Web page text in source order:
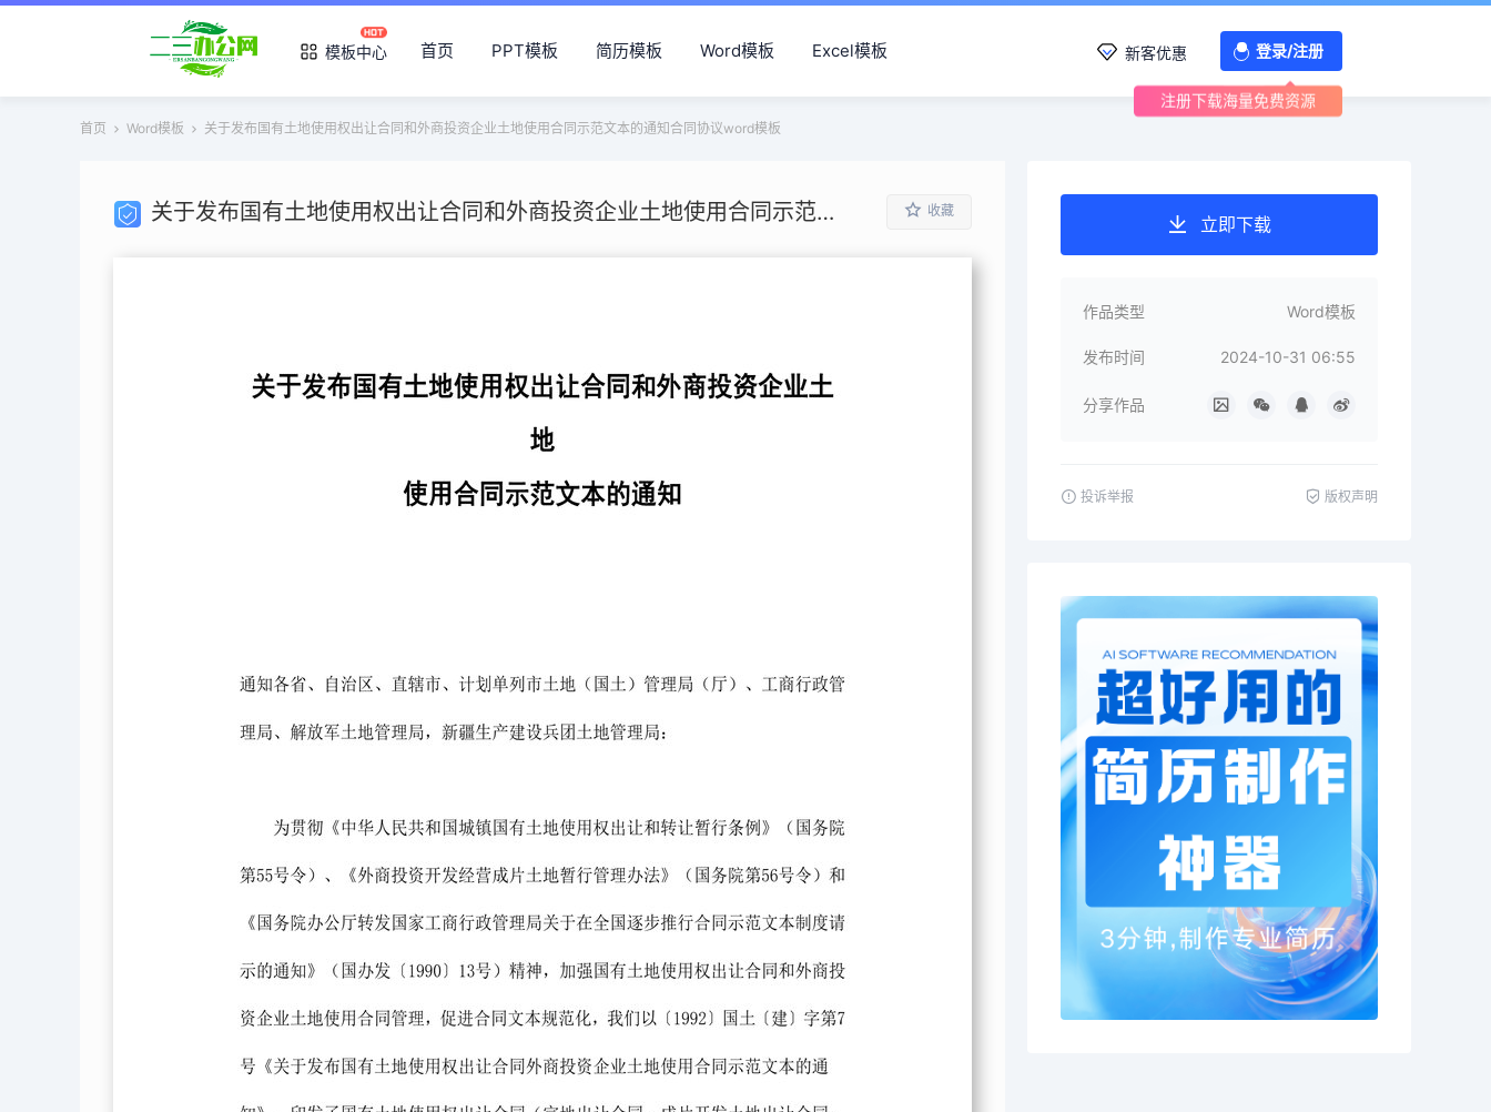
模板中心 首页 PPT模板 简历模板 Word模板 Excel模板 新客优惠 登录/注册
注册下载海量免费资源
首页 Word模板 关于发布国有土地使用权出让合同和外商投资企业土地使用合同示范文本的通知合同协议word模板
关于发布国有土地使用权出让合同和外商投资企业土地使用合同示范文本的通知合同协议word模板 收藏
立即下载
作品类型 Word模板
发布时间 2024-10-31 06:55
分享作品
投诉举报 版权声明